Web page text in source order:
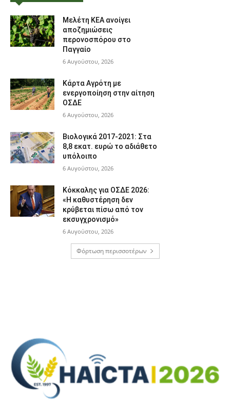
Μελέτη ΚΕΑ ανοίγει
αποζημιώσεις
περονοσπόρου στο
Παγγαίο
6 Αυγούστου, 2026
Κάρτα Αγρότη με
ενεργοποίηση στην αίτηση
ΟΣΔΕ
6 Αυγούστου, 2026
Βιολογικά 2017-2021: Στα
8,8 εκατ. ευρώ το αδιάθετο
υπόλοιπο
6 Αυγούστου, 2026
Κόκκαλης για ΟΣΔΕ 2026:
«Η καθυστέρηση δεν
κρύβεται πίσω από τον
εκσυγχρονισμό»
6 Αυγούστου, 2026
Φόρτωση περισσοτέρων